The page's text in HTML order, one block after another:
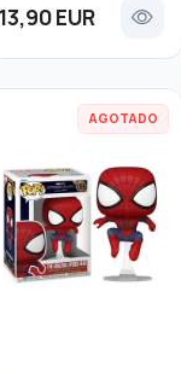
13,90 EUR
AGOTADO